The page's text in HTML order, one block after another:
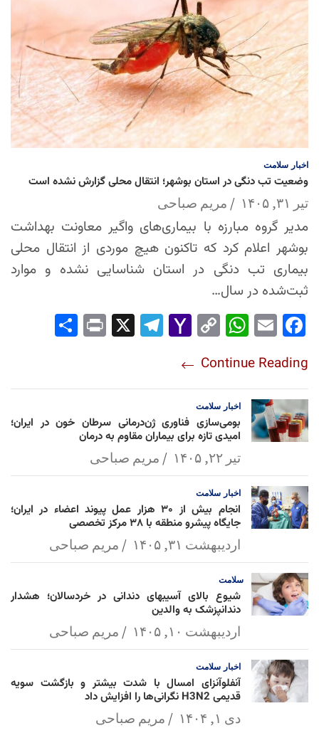
اخبار سلامت
وضعیت تب دنگی در استان بوشهر؛ انتقال محلی گزارش نشده است
تیر ۳۱, ۱۴۰۵ مریم صباحی
مدیر گروه مبارزه با بیماری‌های واگیر معاونت بهداشت
بوشهر اعلام کرد که تاکنون هیچ موردی از انتقال محلی
بیماری تب دنگی در استان شناسایی نشده و موارد
ثبت‌شده در سال…
Fac
ok
Em
Wh
Ap
p
Co
Lin
k
Yah
l
Tel
Pri
Continue Reading
اخبار سلامت
بومی‌سازی فناوری ژن‌درمانی سرطان خون در ایران؛
امیدی تازه برای بیماران مقاوم به درمان
تیر ۲۲, ۱۴۰۵ مریم صباحی
اخبار سلامت
انجام بیش از ۳۰ هزار عمل پیوند اعضاء در ایران؛
جایگاه پیشرو منطقه با ۳۸ مرکز تخصصی
اردیبهشت ۳۱, ۱۴۰۵ مریم صباحی
سلامت
شیوع بالای آسیبهای دندانی در خردسالان؛ هشدار
دندانپزشک به والدین
اردیبهشت ۱۰, ۱۴۰۵ مریم صباحی
اخبار سلامت
آنفلوآنزای امسال با شدت بیشتر و بازگشت سویه
قدیمی H3N2 نگرانی‌ها را افزایش داد
دی ۱, ۱۴۰۴ مریم صباحی